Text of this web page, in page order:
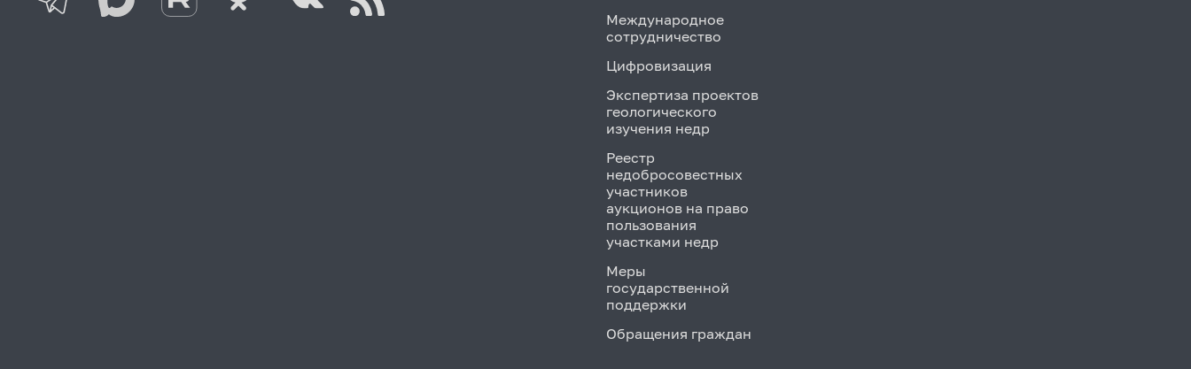
Международное
сотрудничество
Цифровизация
Экспертиза проектов
геологического
изучения недр
Реестр
недобросовестных
участников
аукционов на право
пользования
участками недр
Меры
государственной
поддержки
Обращения граждан